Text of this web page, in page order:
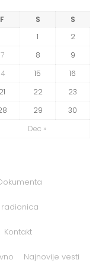
F S S
Dec »
1
2
7 8
9
15
16
21 22
23
29 30
radionica
Kontakt
Najnovije vesti